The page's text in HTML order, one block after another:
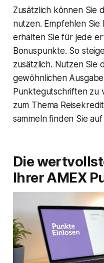
Zusätzlich können Sie
nutzen. Empfehlen
erhalten Sie für jede
Bonuspunkte. So
zusätzlich. Nutzen Sie
gewöhnlichen
Punktegutschriften zu
zum Thema
sammeln finden Sie auf
Die
Ihrer AMEX